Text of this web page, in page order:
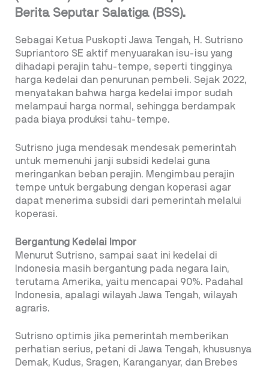
Berita Seputar Salatiga (BSS).
Sebagai Ketua Puskopti Jawa Tengah, H. Sutrisno
Supriantoro SE aktif menyuarakan isu-isu yang
dihadapi perajin tahu-tempe, seperti tingginya
harga kedelai dan penurunan pembeli. Sejak 2022,
menyatakan bahwa harga kedelai impor sudah
melampaui harga normal, sehingga berdampak
pada biaya produksi tahu-tempe.
Sutrisno juga mendesak mendesak pemerintah
untuk memenuhi janji subsidi kedelai guna
meringankan beban perajin. Mengimbau perajin
tempe untuk bergabung dengan koperasi agar
dapat menerima subsidi dari pemerintah melalui
koperasi.
Bergantung Kedelai Impor
Menurut Sutrisno, sampai saat ini kedelai di
Indonesia masih bergantung pada negara lain,
terutama Amerika, yaitu mencapai 90%. Padahal
Indonesia, apalagi wilayah Jawa Tengah, wilayah
agraris.
Sutrisno optimis jika pemerintah memberikan
perhatian serius, petani di Jawa Tengah, khususnya
Demak, Kudus, Sragen, Karanganyar, dan Brebes